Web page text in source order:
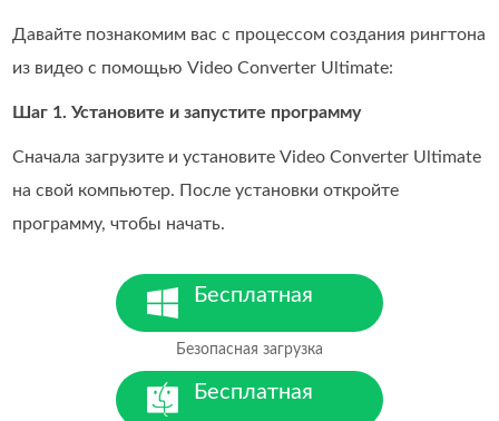
Давайте познакомим вас с процессом создания рингтона
из видео с помощью Video Converter Ultimate:
Шаг 1. Установите и запустите программу
Сначала загрузите и установите Video Converter Ultimate
на свой компьютер. После установки откройте
программу, чтобы начать.
Бесплатная
загрузка
Для Windows 7 и новее
Безопасная загрузка
Бесплатная